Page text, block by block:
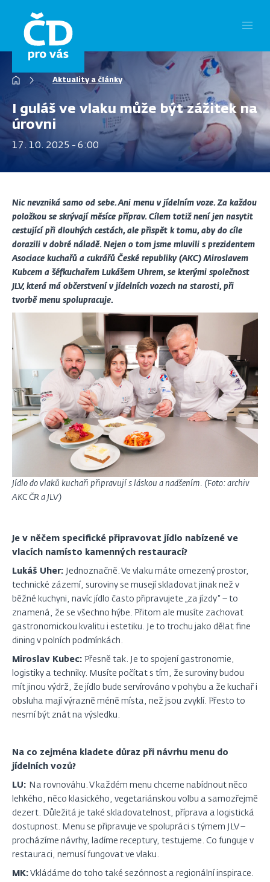
hlavnímu
Drobečková
navigace
Aktuality a články
I guláš ve vlaku může být zážitek na
úrovni
17. 10. 2025 - 6:00
Nic nevzniká samo od sebe. Ani menu v jídelním voze. Za každou
položkou se skrývají měsíce příprav. Cílem totiž není jen nasytit
cestující při dlouhých cestách, ale přispět k tomu, aby do cíle
dorazili v dobré náladě. Nejen o tom jsme mluvili s prezidentem
Asociace kuchařů a cukrářů České republiky (AKC) Miroslavem
Kubcem a šéfkuchařem Lukášem Uhrem, se kterými společnost
JLV, která má občerstvení v jídelních vozech na starosti, při
tvorbě menu spolupracuje.
Jídlo do vlaků kuchaři připravují s láskou a nadšením. (Foto: archiv
AKC ČR a JLV)
Je v něčem specifické připravovat jídlo nabízené ve
vlacích namísto kamenných restaurací?
Lukáš Uher: Jednoznačně. Ve vlaku máte omezený prostor,
technické zázemí, suroviny se musejí skladovat jinak než v
běžné kuchyni, navíc jídlo často připravujete „za jízdy“ – to
znamená, že se všechno hýbe. Přitom ale musíte zachovat
gastronomickou kvalitu i estetiku. Je to trochu jako dělat fine
dining v polních podmínkách.
Miroslav Kubec: Přesně tak. Je to spojení gastronomie,
logistiky a techniky. Musíte počítat s tím, že suroviny budou
mít jinou výdrž, že jídlo bude servírováno v pohybu a že kuchař i
obsluha mají výrazně méně místa, než jsou zvyklí. Přesto to
nesmí být znát na výsledku.
Na co zejména kladete důraz při návrhu menu do
jídelních vozů?
LU: Na rovnováhu. V každém menu chceme nabídnout něco
lehkého, něco klasického, vegetariánskou volbu a samozřejmě
dezert. Důležitá je také skladovatelnost, příprava a logistická
dostupnost. Menu se připravuje ve spolupráci s týmem JLV –
procházíme návrhy, ladíme receptury, testujeme. Co funguje v
restauraci, nemusí fungovat ve vlaku.
MK: Vkládáme do toho také sezónnost a regionální inspirace.